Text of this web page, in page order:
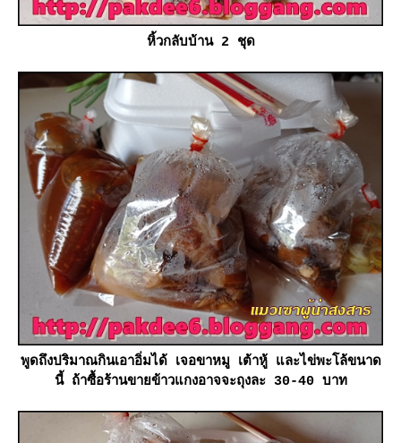
หิ้วกลับบ้าน 2 ชุด
พูดถึงปริมาณกินเอาอิ่มได้ เจอขาหมู เต้าหู้ และไข่พะโล้ขนาด
นี้ ถ้าซื้อร้านขายข้าวแกงอาจจะถุงละ 30-40 บาท